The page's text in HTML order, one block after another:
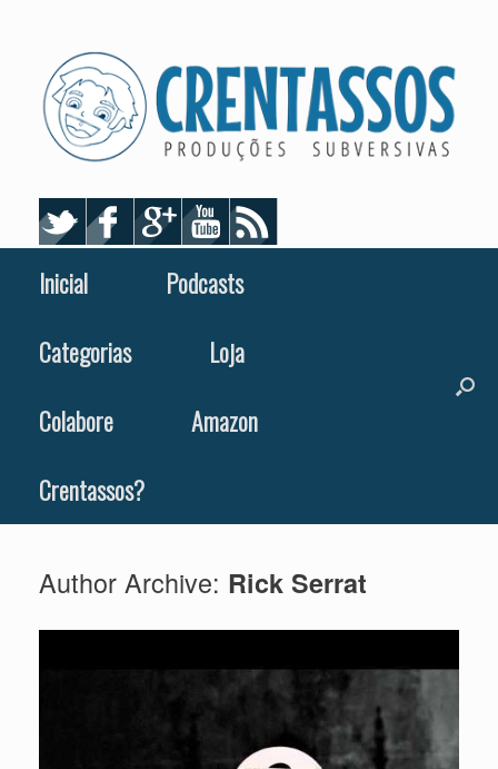
Inicial
Podcasts
Categorias
Loja
Colabore
Amazon
Crentassos?
Author Archive: Rick Serrat